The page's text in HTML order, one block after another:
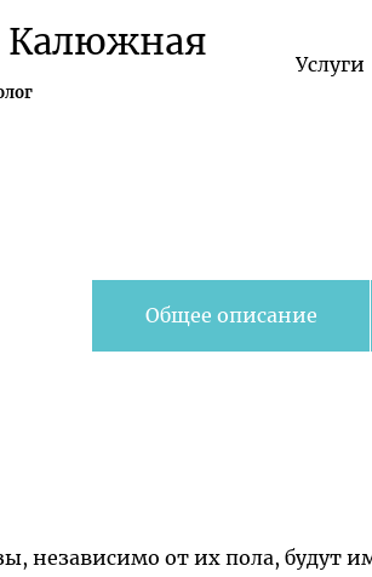
Калюжная Услуги
Общее описание
независимо от их пола, будут